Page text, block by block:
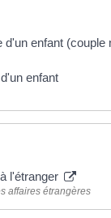
d'un enfant (couple
enfant
l'étranger
affaires étrangères